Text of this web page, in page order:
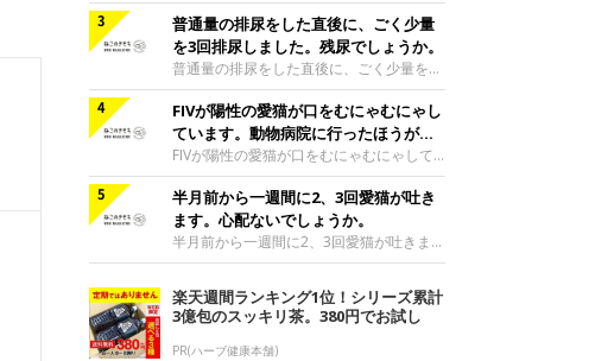
くなって、ペニスが出てくることがあるよ
うです。ミックス|Ｃ|1歳3カ月監修／ね
このきもち相談室 担当獣医師
猫のお腹が、ここ1週間ゴロゴロと鳴って
いるのですね。腸は、腸のぜんどう運動と
いう動きにより、胃腸の内容物を肛門のほ
うへと送り出すように動いています。一般
的に、腹鳴はこれらの腸のぜんどう運動が
亢進したときなどに、お腹のガスが動くと
聞こえてくる音です。普段はあまりそうい
った腹鳴が聞こえない猫では、急に腹鳴が
聞こえてくると、その後下痢になってしま
うことがあります。しかし、ご相談者様の
愛猫は、1週間お腹がゴロゴロ鳴っている
ものの、便に
普通量の排尿をした直後に、ごく少量
を3回排尿しました。残尿でしょうか。
普通量の排尿をした直後に、ごく少量を3
回排尿しました。残尿でしょうか。ご相談
者様がおっしゃられているように、ご相談
者様の愛猫は残尿感があって、このように
排尿をしているのだと思われます。膀胱炎
や尿石症などの尿路系の疾患を患っている
可能性が高いです。できるだけ早くかかり
つけの動物病院へ行き、診てもらってくだ
さいね。膀胱炎や尿石症などの尿路系の疾
患が疑われるようなときは、可能であれば
談者様の愛猫は、あまり蓄尿することがで
きない可能性があり、採尿は特に難しいか
も知れません。
FIVが陽性の愛猫が口をむにゃむにゃし
ています。動物病院に行ったほうがい
いですか。
FIVが陽性の愛猫が口をむにゃむにゃして
います。動物病院に行ったほうがいいです
か。口をむにゃむにゃするしぐさは、口の
中に何か違和感を感じているときや吐き気
を感じているときに見られる場合が多いで
す。特にFIV陽性の猫の場合は、口内炎な
どがおこりやすい傾向がありますので、早
めに受診をして必要な治療を受けるほうが
よいでしょう。アメショミックス|♀|9歳7
カ月監修／ねこのきもち相談室 担当獣医
半月前から一週間に2、3回愛猫が吐き
ます。心配ないでしょうか。
半月前から一週間に2、3回愛猫が吐きま
す。心配ないでしょうか。吐く回数が多い
と食道炎や栄養不良といった他の病気を起
こすこともあります。原因を確かめて治療
したり、回数を減らすようにしたほうがよ
いかと思います。食事後すぐに毛玉を吐
楽天週間ランキング1位！シリーズ累計
3億包のスッキリ茶。380円でお試し
PR(ハーブ健康本舗)